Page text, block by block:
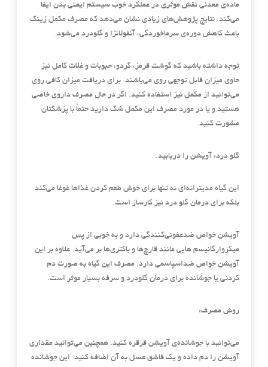
ماده‌ی معدنی نقش موثری در عملکرد خوب سیستم ایمنی بدن ایفا
می‌کند. نتایج پژوهش‌های زیادی نشان می‌دهد که مصرف مکمل زینک
باعث کاهش دوره‌ی سرماخوردگی، آنفولانزا و گلودرد می‌شود.
توجه داشته باشید که گوشت قرمز، گردو، حبوبات و غلات کامل نیز
حاوی میزان قابل توجهی روی می‌باشند. برای دریافت میزان کافی روی
می‌توانید از مکمل نیز استفاده کنید. اگر در حال مصرف داروی خاصی
هستید و یا در مورد مصرف این مکمل شک دارید حتماً با پزشکتان
مشورت کنید.
گلو درد: آویشن را دریابید.
این گیاه مدیترانه‌ای نه تنها برای خوش طعم کردن غذاها غوغا می‌کند
بلکه برای درمان گلو درد نیز کارساز است.
آویشن خواص ضدعفونی‌کنندگی دارد و به خوبی از پس
میکروارگانیسم هایی مانند قارچ‌ها و باکتری‌ها بر می‌آید. علاوه بر این
آویشن خواص ضداسپاسمی دارد. مصرف این گیاه به صورت دم
کردنی یا جوشانده برای درمان گلودرد و سرفه بسیار موثر است.
روش مصرف:
می‌توانید با جوشانده‌ی آویشن قرقره کنید. همچنین می‌توانید مقداری
آویشن را دم داده و یک قاشق عسل به آن اضافه کنید. این جوشانده